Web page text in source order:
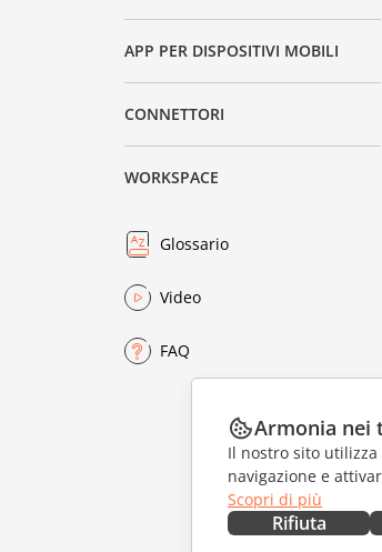
APP PER DISPOSITIVI MOBILI
CONNETTORI
WORKSPACE
Glossario
Video
FAQ
Armonia nei
Il nostro sito
navigazione e
Scopri di più
Rifiuta